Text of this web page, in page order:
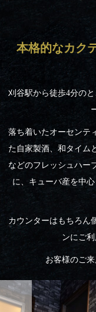
本格的なカク
刈谷駅から徒歩4分の
落ち着いたオーセンテ
た自家製酒、和タイム
などのフレッシュハー
に、キューバ産を中
カウンターはもちろん
ンにご
お客様のご